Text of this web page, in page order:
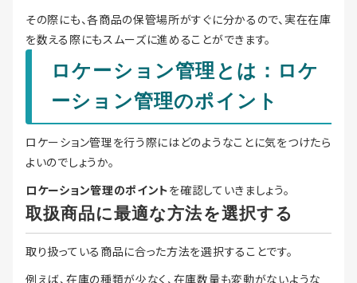
その際にも、各商品の保管場所がすぐに分かるので、実在在庫
を数える際にもスムーズに進めることができます。
ロケーション管理とは：ロケ
ーション管理のポイント
ロケーション管理を行う際にはどのようなことに気をつけたら
よいのでしょうか。
ロケーション管理のポイントを確認していきましょう。
取扱商品に最適な方法を選択する
取り扱っている商品に合った方法を選択することです。
例えば、在庫の種類が少なく、在庫数量も変動がないような